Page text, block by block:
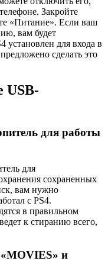
Закройте
«Питание». Если ваш
вам будет
установлен для входа в
сделать это
USB-
для работы
для
сохраненных
вам нужно
с PS4.
в правильном
к стиранию всего,
и